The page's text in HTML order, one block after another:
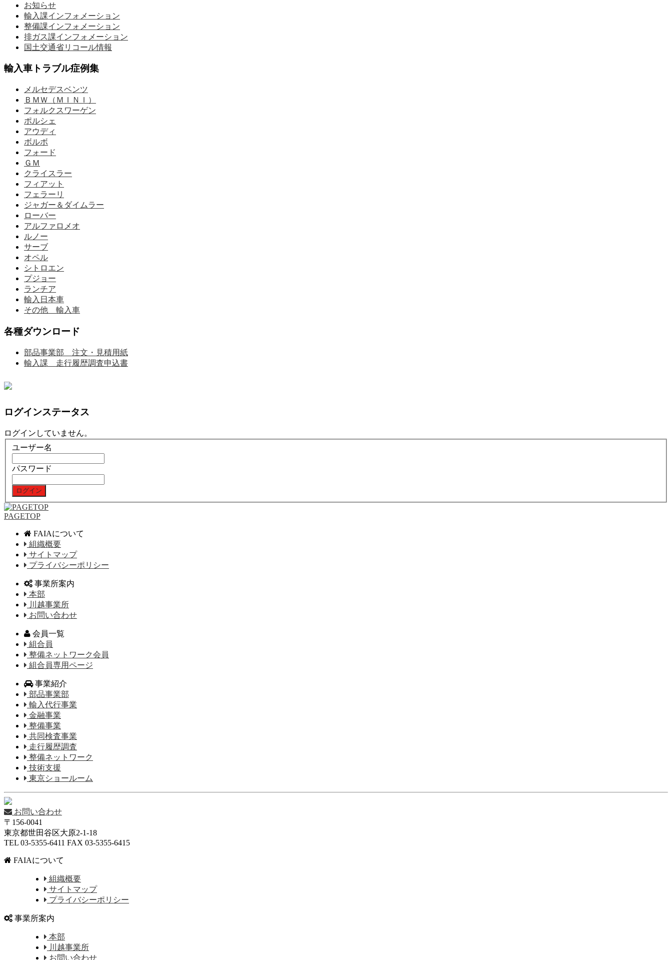
お知らせ
輸入課インフォメーション
整備課インフォメーション
排ガス課インフォメーション
国土交通省リコール情報
輸入車トラブル症例集
メルセデスベンツ
ＢＭＷ（ＭＩＮＩ）
フォルクスワーゲン
ポルシェ
アウディ
ボルボ
フォード
ＧＭ
クライスラー
フィアット
フェラーリ
ジャガー＆ダイムラー
ローバー
アルファロメオ
ルノー
サーブ
オペル
シトロエン
プジョー
ランチア
輸入日本車
その他 輸入車
各種ダウンロード
部品事業部 注文・見積用紙
輸入課 走行履歴調査申込書
ログインステータス
ログインしていません。
ユーザー名
パスワード
PAGETOP
FAIAについて
組織概要
サイトマップ
プライバシーポリシー
事業所案内
本部
川越事業所
お問い合わせ
会員一覧
組合員
整備ネットワーク会員
組合員専用ページ
事業紹介
部品事業部
輸入代行事業
金融事業
整備事業
共同検査事業
走行履歴調査
整備ネットワーク
技術支援
東京ショールーム
お問い合わせ
〒156-0041
東京都世田谷区大原2-1-18
TEL 03-5355-6411 FAX 03-5355-6415
FAIAについて
組織概要
サイトマップ
プライバシーポリシー
事業所案内
本部
川越事業所
お問い合わせ